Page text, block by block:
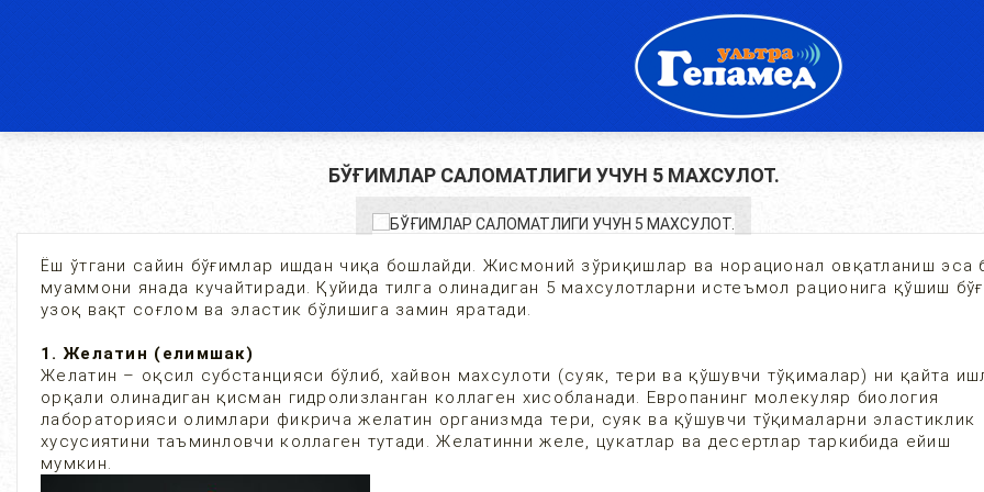
БЎҒИМЛАР САЛОМАТЛИГИ УЧУН 5 МАХСУЛОТ.
Ёш ўтгани сайин бўғимлар ишдан чиқа бошлайди. Жисмоний зўриқишлар ва норационал овқатланиш эса
муаммони янада кучайтиради. Қуйида тилга олинадиган 5 махсулотларни истеъмол рационига қўшиш
узоқ вақт соғлом ва эластик бўлишига замин яратади.
1. Желатин (елимшак)
Желатин – оқсил субстанцияси бўлиб, хайвон махсулоти (суяк, тери ва қўшувчи тўқималар) ни қайта
орқали олинадиган қисман гидролизланган коллаген хисобланади. Европанинг молекуляр биология
лабораторияси олимлари фикрича желатин организмда тери, суяк ва қўшувчи тўқималарни эластиклик
хусусиятини таъминловчи коллаген тутади. Желатинни желе, цукатлар ва десертлар таркибида ейиш
мумкин.